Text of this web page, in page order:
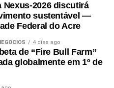
Nexus-2026 discutirá
sustentável —
Federal do Acre
4 dias ago
de “Fire Bull Farm”
globalmente em 1º de